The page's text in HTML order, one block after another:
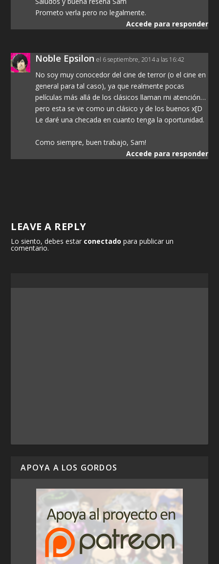
Prometo verla pero no legalmente.
Accede para responder
Noble Epsilon el 6 septiembre, 2014 a las 16:42
No soy muy conocedor del cine de terror (o el cine en
general para tal caso), ya que realmente pocas
películas más allá de los clásicos llaman mi atención…
pero esta se ve como un clásico y de los buenos x[D
Le daré una checada en cuanto tenga la oportunidad.
Como siempre, buen trabajo, Sam!
Accede para responder
LEAVE A REPLY
Lo siento, debes estar conectado para publicar un
comentario.
APOYA A LOS GORDOS